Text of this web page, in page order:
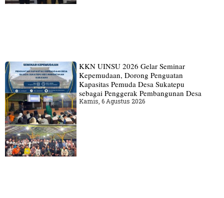
KKN UINSU 2026 Gelar Seminar
Kepemudaan, Dorong Penguatan
Kapasitas Pemuda Desa Sukatepu
sebagai Penggerak Pembangunan Desa
Kamis, 6 Agustus 2026